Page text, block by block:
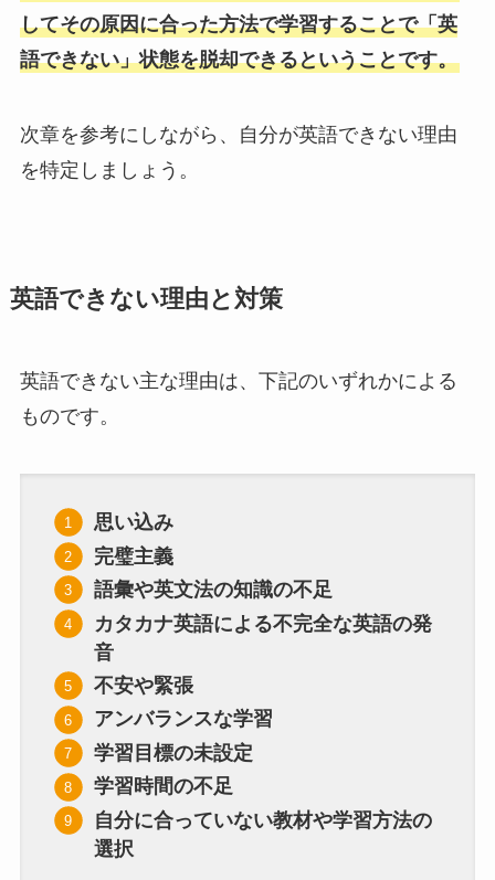
してその原因に合った方法で学習することで「英
語できない」状態を脱却できるということです。
次章を参考にしながら、自分が英語できない理由
を特定しましょう。
英語できない理由と対策
英語できない主な理由は、下記のいずれかによる
ものです。
思い込み
完璧主義
語彙や英文法の知識の不足
カタカナ英語による不完全な英語の発
音
不安や緊張
アンバランスな学習
学習目標の未設定
学習時間の不足
自分に合っていない教材や学習方法の
選択